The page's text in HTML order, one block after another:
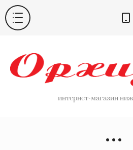
интернет-магазин